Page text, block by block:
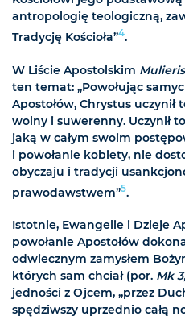
antropologię teologiczną,
Tradycję Kościoła”4.
W Liście Apostolskim
ten temat: „Powołując
Apostołów, Chrystus uczynił
wolny i suwerenny. Uczynił
jaką w całym swoim
i powołanie kobiety, nie
obyczaju i tradycji
prawodawstwem”5.
Istotnie, Ewangelie i Dzieje
powołanie Apostołów
odwiecznym zamysłem
których sam chciał (por. Mk
jedności z Ojcem, „przez
spędziwszy uprzednio całą